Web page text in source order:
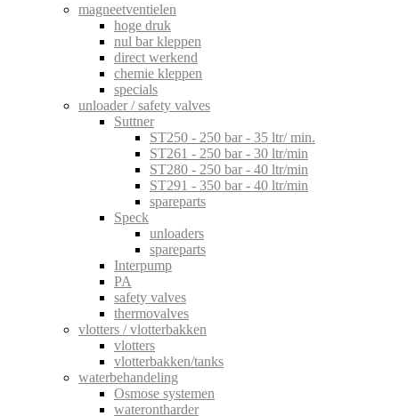
magneetventielen
hoge druk
nul bar kleppen
direct werkend
chemie kleppen
specials
unloader / safety valves
Suttner
ST250 - 250 bar - 35 ltr/ min.
ST261 - 250 bar - 30 ltr/min
ST280 - 250 bar - 40 ltr/min
ST291 - 350 bar - 40 ltr/min
spareparts
Speck
unloaders
spareparts
Interpump
PA
safety valves
thermovalves
vlotters / vlotterbakken
vlotters
vlotterbakken/tanks
waterbehandeling
Osmose systemen
waterontharder